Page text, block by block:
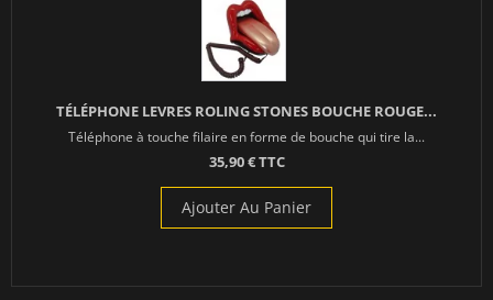
TÉLÉPHONE LEVRES ROLING STONES BOUCHE ROUGE...
Téléphone à touche filaire en forme de bouche qui tire la...
35,90 € TTC
Ajouter Au Panier